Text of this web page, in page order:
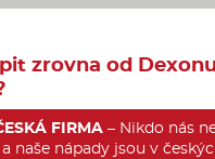
zrovna od
FIRMA – Nikdo nás
naše nápady jsou v